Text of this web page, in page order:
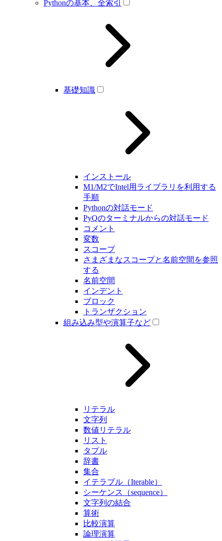
Pythonの基本、全索引
基礎知識
インストール
M1/M2でIntel用ライブラリを利用する
手順
Pythonの対話モード
PyQのターミナルからの対話モード
コメント
変数
スコープ
さまざまなスコープと名前空間を参照
する
名前空間
インデント
ブロック
トランザクション
組み込み型や演算子など
リテラル
文字列
数値リテラル
リスト
タプル
辞書
集合
イテラブル（Iterable）
シーケンス（sequence）
文字列の結合
算術
比較演算
論理演算